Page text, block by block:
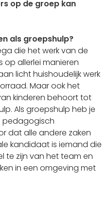
op de groep kan
als groepshulp?
die het werk van de
allerlei manieren
licht huishoudelijk werk
Maar ook het
kinderen behoort tot
Als groepshulp heb je
pedagogisch
dat alle andere zaken
kandidaat is iemand die
te zijn van het team en
in een omgeving met